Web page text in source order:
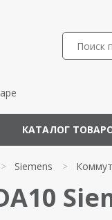
КАТАЛОГ
> Siemens >